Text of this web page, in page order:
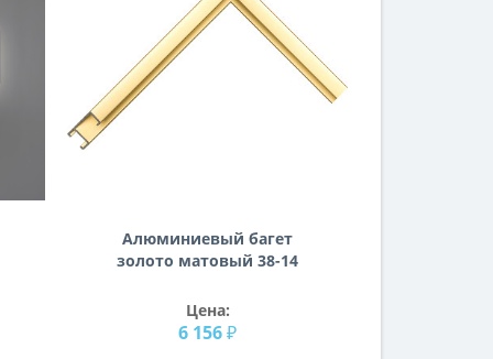
Алюминиевый багет
золото матовый 38-14
Цена:
6 156 ₽